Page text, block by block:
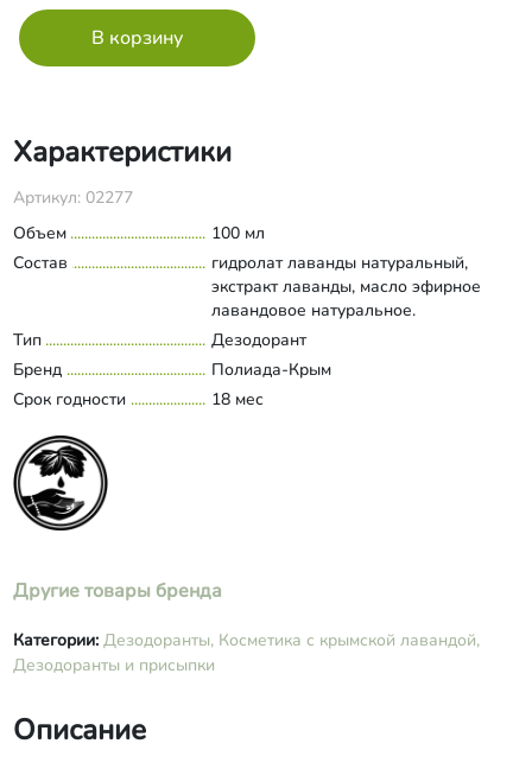
Характеристики
Артикул: 02277
Объем
100 мл
Состав
гидролат лаванды натуральный,
экстракт лаванды, масло эфирное
лавандовое натуральное.
Тип
Дезодорант
Бренд
Полиада-Крым
Срок годности
18 мес
Другие товары бренда
Категории: Дезодоранты, Косметика с крымской лавандой,
Дезодоранты и присыпки
Описание